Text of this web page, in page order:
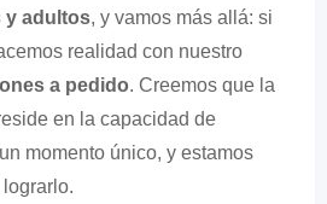
y adultos, y vamos más allá: si
realidad con nuestro
a pedido. Creemos que la
en la capacidad de
momento único, y estamos